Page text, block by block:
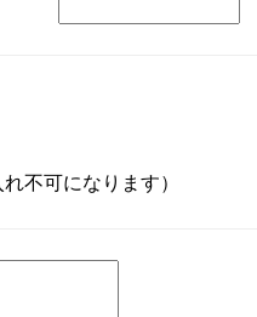
不可になります）